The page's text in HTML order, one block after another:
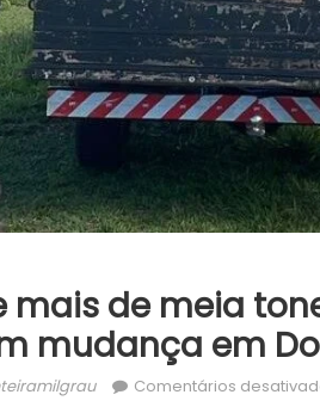
mais de meia
mudança em
Comentários